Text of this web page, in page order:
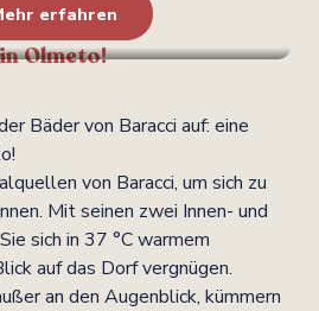
erfahren
Olmeto!
Bäder von Baracci auf: eine
von Baracci, um sich zu
Mit seinen zwei Innen- und
sich in 37 °C warmem
auf das Dorf vergnügen.
an den Augenblick, kümmern